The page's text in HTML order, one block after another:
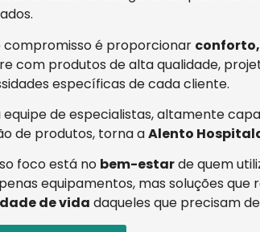
compromisso é proporcionar
com produtos de alta qualidade,
específicas de cada cliente.
equipe de especialistas, altamente
de produtos, torna aAlento
foco está no bem-estarde quem
equipamentos, mas soluções
de vida daqueles que precisam de